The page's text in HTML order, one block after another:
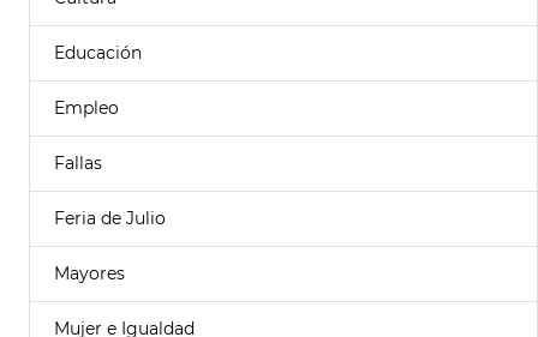
Educación
Empleo
Fallas
Feria de Julio
Mayores
Mujer e Igualdad